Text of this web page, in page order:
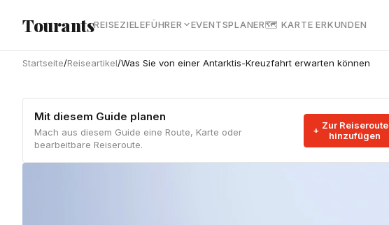
TourantsREISEZIELEFÜHRER EVENTSPLANER🗺 KARTE ERKUNDEN
Startseite/Reiseartikel/Was Sie von einer Antarktis-Kreuzfahrt erwarten können
Mit diesem Guide planen
Mach aus diesem Guide eine Route, Karte oder
bearbeitbare Reiseroute.
Zur Reiseroute
hinzufügen